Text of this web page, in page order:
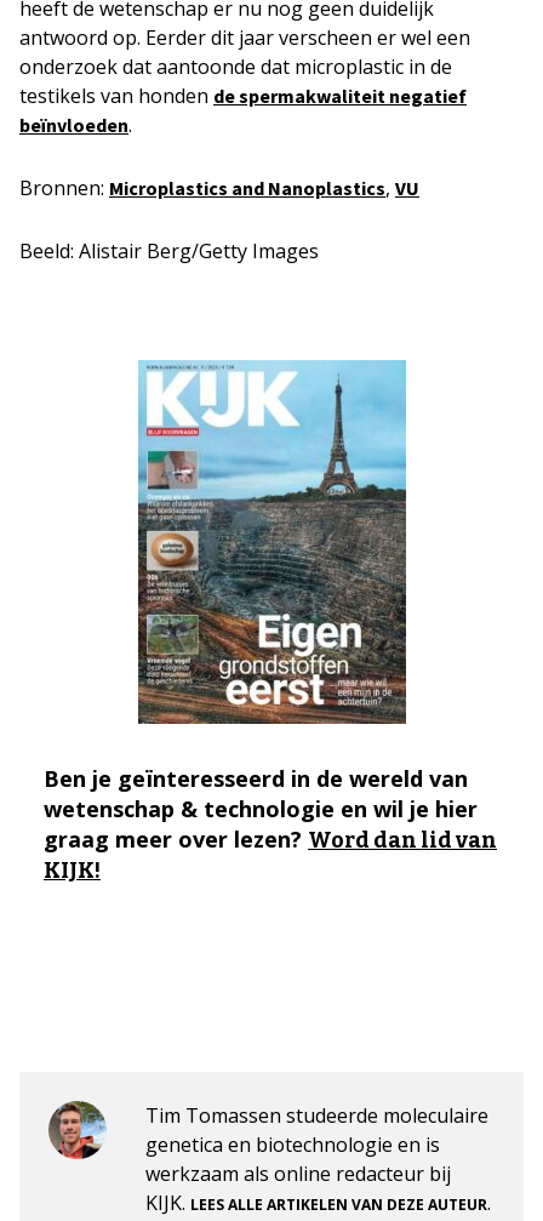
heeft de wetenschap er nu nog geen duidelijk
antwoord op. Eerder dit jaar verscheen er wel een
onderzoek dat aantoonde dat microplastic in de
testikels van honden de spermakwaliteit negatief
beïnvloeden.
Bronnen: Microplastics and Nanoplastics, VU
Beeld: Alistair Berg/Getty Images
Ben je geïnteresseerd in de wereld van
wetenschap & technologie en wil je hier
graag meer over lezen? Word dan lid van
KIJK!
Tim Tomassen studeerde moleculaire
genetica en biotechnologie en is
werkzaam als online redacteur bij
KIJK. LEES ALLE ARTIKELEN VAN DEZE AUTEUR.